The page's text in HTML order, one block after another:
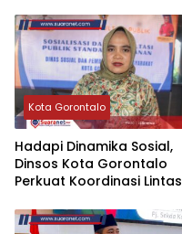
Kota Gorontalo
Hadapi Dinamika Sosial,
Dinsos Kota Gorontalo
Perkuat Koordinasi Lintas